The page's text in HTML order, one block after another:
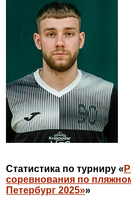
Статистика по турниру «
соревнования по
Петербург 2025»»